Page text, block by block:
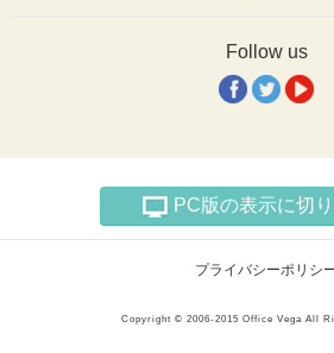
Follow us
PC版の表示に切
プライバシーポリシ
Copyright © 2006-2015 Office Vega All